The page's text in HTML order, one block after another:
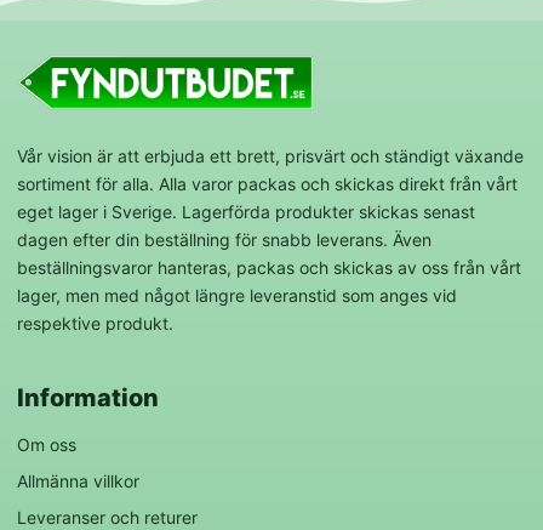
Vår vision är att erbjuda ett brett, prisvärt och ständigt växande
sortiment för alla. Alla varor packas och skickas direkt från vårt
eget lager i Sverige. Lagerförda produkter skickas senast
dagen efter din beställning för snabb leverans. Även
beställningsvaror hanteras, packas och skickas av oss från vårt
lager, men med något längre leveranstid som anges vid
respektive produkt.
Information
Om oss
Allmänna villkor
Leveranser och returer